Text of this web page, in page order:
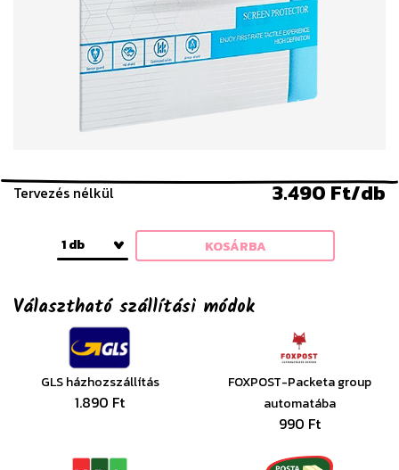
Tervezés nélkül 3.490 Ft/db
1 db KOSÁRBA
Választható szállítási módok
GLS házhozszállítás
1.890 Ft
FOXPOST-Packeta group
automatába
990 Ft